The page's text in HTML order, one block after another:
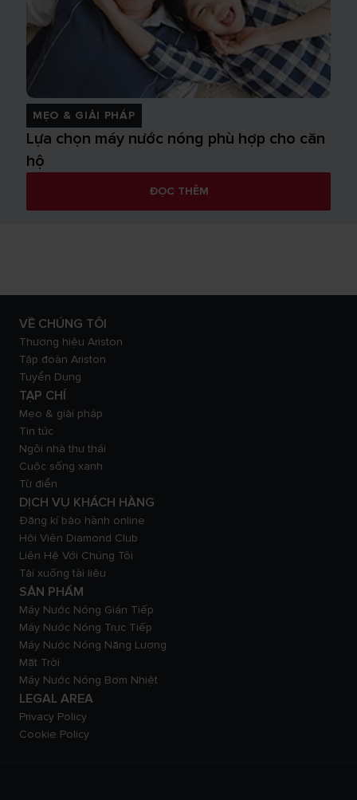
MẸO & GIẢI PHÁP
Lựa chọn máy nước nóng phù hợp cho căn
hộ
ĐỌC THÊM
VỀ CHÚNG TÔI
Thương hiệu Ariston
Tập đoàn Ariston
Tuyển Dụng
TẠP CHÍ
Mẹo & giải pháp
Tin tức
Ngôi nhà thư thái
Cuộc sống xanh
Từ điển
DỊCH VỤ KHÁCH HÀNG
Đăng kí bảo hành online
Hội Viên Diamond Club
Liên Hệ Với Chúng Tôi
Tải xuống tài liệu
SẢN PHẨM
Máy Nước Nóng Gián Tiếp
Máy Nước Nóng Trực Tiếp
Máy Nước Nóng Năng Lượng
Mặt Trời
Máy Nước Nóng Bơm Nhiệt
LEGAL AREA
Privacy Policy
Cookie Policy